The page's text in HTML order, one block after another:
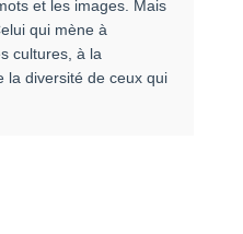
et les images. Mais
qui mène à
cultures, à la
la diversité de ceux qui